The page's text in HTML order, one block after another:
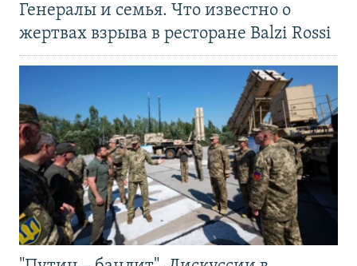
Генералы и семья. Что известно о
жертвах взрыва в ресторане Balzi Rossi